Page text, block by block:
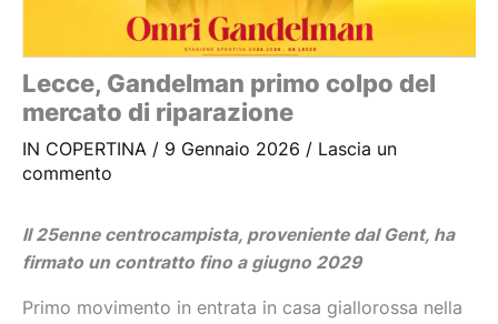
Lecce, Gandelman primo colpo del
mercato di riparazione
IN COPERTINA / 9 Gennaio 2026 / Lascia un
commento
Il 25enne centrocampista, proveniente dal Gent, ha
firmato un contratto fino a giugno 2029
Primo movimento in entrata in casa giallorossa nella